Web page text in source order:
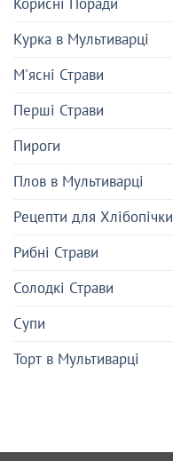
Курка в Мультиварці
М'ясні Страви
Перші Страви
Пироги
Плов в Мультиварці
Рецепти для Хлібопічки
Рибні Страви
Солодкі Страви
Супи
Торт в Мультиварці